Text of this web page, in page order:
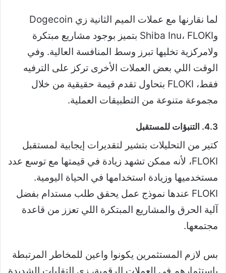
لما نقارنها مع عملات الميم الثانية زي Dogecoin
وShiba Inu، FLOKI بتميز بوجود مشاريع مبتكرة
ولامركزية تخليها تبرز وسط المنافسة العالية. وفي
الوقت اللي بعض العملات الأخرى تركز على الترفيه
فقط، FLOKI بتحاول تقدم قيمة حقيقية من خلال
مجموعة متنوعة من التطبيقات العملية.
4.3. التنبؤات للمستقبل
كتير من التحليلات بتشير لتقديرات إيجابية لمستقبل
FLOKI، لأنه ممكن تشهد زيادة في قيمتها مع توسع عدد
مستخدميها وزيادة استخدامها في الحياة اليومية.
FLOKI عندها نموذج عمل يحقق طلب مستدام بفضل
آلية الحرق والمشاريع المبتكرة اللي تعزز من قاعدة
مجتمعها.
بس لازم المستثمرين يكونوا واعين للمخاطر المرتبطة
باستثمارهم في العملات الرقمية، زي التقلبات الشديدة